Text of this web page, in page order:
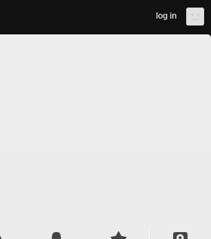
log in